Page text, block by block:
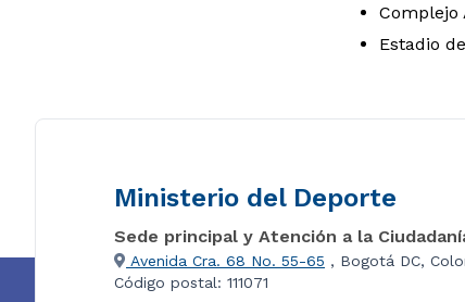
Complejo
Estadio
Ministerio del Deporte
Sede principal y Atención a la
Avenida Cra. 68 No. 55-65 , Bogotá DC,
Código postal: 111071